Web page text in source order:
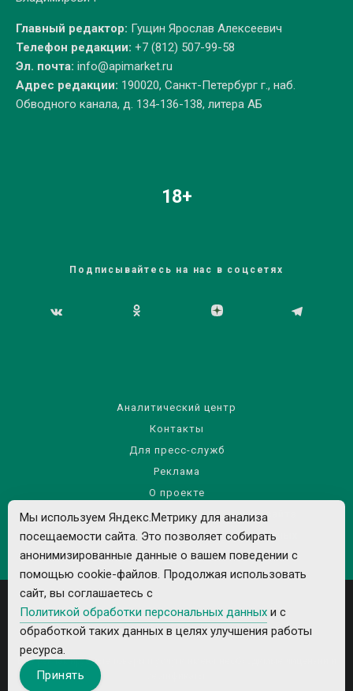
Главный редактор: Гущин Ярослав Алексеевич
Телефон редакции: +7 (812) 507-99-58
Эл. почта: info@apimarket.ru
Адрес редакции: 190020, Санкт-Петербург г., наб.
Обводного канала, д. 134-136-138, литера АБ
18+
Подписывайтесь на нас в соцсетях
Аналитический центр
Контакты
Для пресс-служб
Реклама
О проекте
Правила использования материалов сайта
Политика обработки персональных данных
Все рекламируемые товары и услуги имеют необходимые лицензии и
Мы используем Яндекс.Метрику для анализа
посещаемости сайта. Это позволяет собирать
анонимизированные данные о вашем поведении с
помощью cookie-файлов. Продолжая использовать
сайт, вы соглашаетесь с
Политикой обработки персональных данных и с
обработкой таких данных в целях улучшения работы
ресурса.
Принять